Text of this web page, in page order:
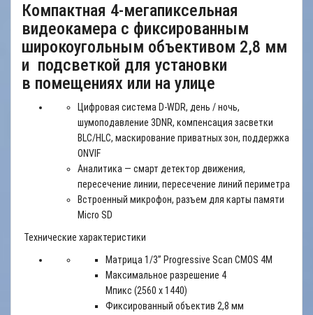
Компактная 4-мегапиксельная
видеокамера с фиксированным
широкоугольным объективом 2,8 мм
и подсветкой для установки
в помещениях или на улице
Цифровая система D-WDR, день / ночь,
шумоподавление 3DNR, компенсация засветки
BLC/HLC, маскирование приватных зон, поддержка
ONVIF
Аналитика — смарт детектор движения,
пересечение линии, пересечение линий периметра
Встроенный микрофон, разъем для карты памяти
Micro SD
Технические характеристики
Матрица 1/3’’ Progressive Scan CMOS 4M
Максимальное разрешение 4
Мпикс (2560 x 1440)
Фиксированный объектив 2,8 мм